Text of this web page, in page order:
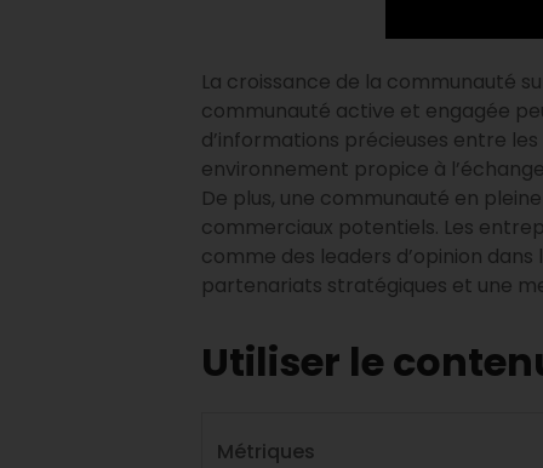
La croissance de la communauté
communauté active et engagée
d’informations précieuses entre
environnement propice à
De plus, une communauté en
commerciaux potentiels. Les
comme des leaders d’opinion
partenariats stratégiques et une
Utiliser le
Métriques